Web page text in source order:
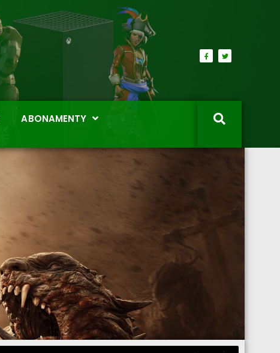
ABONAMENTY